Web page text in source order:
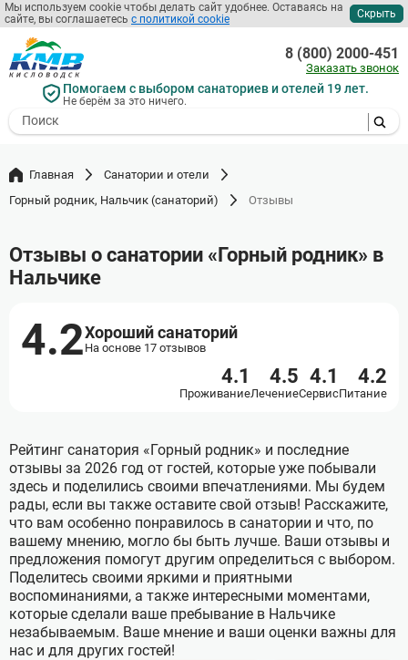
Мы используем cookie чтобы делать сайт удобнее. Оставаясь на
сайте, вы соглашаетесь с политикой cookie Скрыть
Перейти
основному
содержаниюПомогаем с выбором санаториев и отелей 19 лет.
Не берём за это ничего.
- I agree to the processing of my
8 (800) 2000-451
Заказать звонок
Главная
Санатории и отели
Горный родник, Нальчик (санаторий)
Отзывы
Отзывы о санатории «Горный родник» в
Нальчике
4.2Хороший санаторий
На основе 17 отзывов
4.1
Проживание
4.5
Лечение
4.1
Сервис
4.2
Питание
Рейтинг санатория «Горный родник» и последние
отзывы за 2026 год от гостей, которые уже побывали
здесь и поделились своими впечатлениями. Мы будем
рады, если вы также оставите свой отзыв! Расскажите,
что вам особенно понравилось в санатории и что, по
вашему мнению, могло бы быть лучше. Ваши отзывы и
предложения помогут другим определиться с выбором.
Поделитесь своими яркими и приятными
воспоминаниями, а также интересными моментами,
которые сделали ваше пребывание в Нальчике
незабываемым. Ваше мнение и ваши оценки важны для
нас и для других гостей!